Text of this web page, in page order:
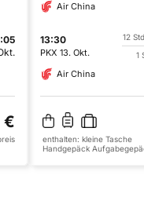
€
Air China
13:30
PKX 13. Okt.
12
1
Air China
enthalten: kleine Tasche
Handgepäck